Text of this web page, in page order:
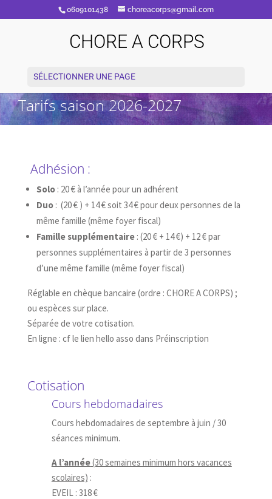
0609101438 choreacorps@gmail.com
CHORE A CORPS
SÉLECTIONNER UNE PAGE
Tarifs saison 2026-2027
Adhésion :
Solo: 20 € à l’année pour un adhérent
Duo: (20 € ) + 14 € soit 34 € pour deux personnes de la
même famille (même foyer fiscal)
Famille supplémentaire: (20 € + 14 €) + 12 € par
personnes supplémentaires à partir de 3 personnes
d’une même famille (même foyer fiscal)
Réglable en chèque bancaire (ordre : CHORE A CORPS) ;
ou espèces sur place.
Séparée de votre cotisation.
En ligne : cf le lien hello asso dans Préinscription
Cotisation
Cours hebdomadaires
Cours hebdomadaires de septembre à juin / 30
séances minimum.
A l’année(30 semaines minimum hors vacances
scolaires) :
EVEIL : 318 €